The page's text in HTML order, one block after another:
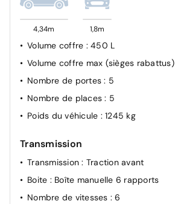
4,34m 1,8m
Volume coffre : 450 L
Volume coffre max (sièges rabattus)
Nombre de portes: 5
Nombre de places: 5
Poids du véhicule : 1245 kg
Transmission
Transmission: Traction avant
Boite : Boîte manuelle 6 rapports
Nombre de vitesses : 6